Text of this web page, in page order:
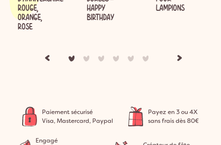
ROUGE,
ORANGE,
ROSE
HAPPY
BIRTHDAY
LAMPIONS
Paiement sécurisé
Visa, Mastercard, Paypal
Payez en 3 ou 4X
sans frais dès 80€
Engagé